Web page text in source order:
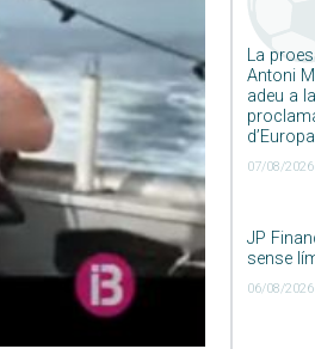
La
Antoni
adeu a
d’Europa
07/08/
JP
sense
06/08/